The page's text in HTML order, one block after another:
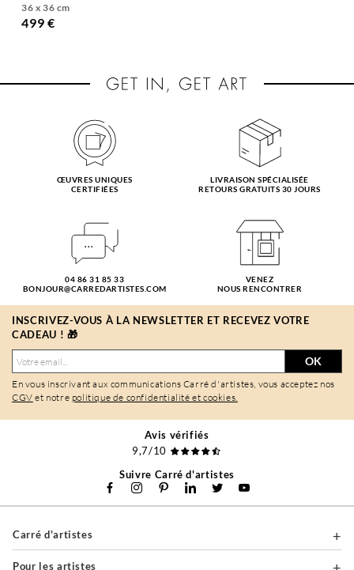
36 x 36 cm
499 €
ŒUVRES UNIQUES
CERTIFIÉES
LIVRAISON SPÉCIALISÉE
RETOURS GRATUITS 30 JOURS
04 86 31 85 33
BONJOUR@CARREDARTISTES.COM
VENEZ
NOUS RENCONTRER
INSCRIVEZ-VOUS À LA NEWSLETTER ET RECEVEZ VOTRE
CADEAU ! 🎁
OK
En vous inscrivant aux communications Carré d'artistes, vous acceptez nos
CGV et notre politique de confidentialité et cookies.
Avis vérifiés
9,7/10
Suivre Carré d'artistes
Carré d'artistes
Pour les artistes